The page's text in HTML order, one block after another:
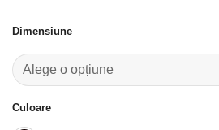
Dimensiune
Culoare